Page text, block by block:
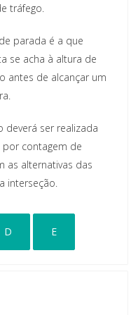
tráfego.
parada é a que
se acha à altura de
antes de alcançar um
deverá ser realizada
contagem de
as alternativas das
interseção.
D E